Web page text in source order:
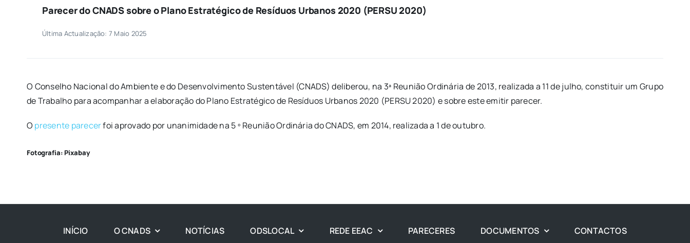
Parecer do CNADS sobre o Plano Estratégico de Resíduos Urbanos 2020 (PERSU 2020)
Última Actualização: 7 Maio 2025
O Conselho Nacional do Ambiente e do Desenvolvimento Sustentável (CNADS) deliberou, na 3ª Reunião Ordinária de 2013, realizada a 11 de julho, constituir um Grupo
de Trabalho para acompanhar a elaboração do Plano Estratégico de Resíduos Urbanos 2020 (PERSU 2020) e sobre este emitir parecer.
O presente parecerfoi aprovado por unanimidade na 5 º Reunião Ordinária do CNADS, em 2014, realizada a 1 de outubro.
Fotografia: Pixabay
INÍCIO O CNADS NOTÍCIAS ODSLOCAL REDE EEAC PARECERES DOCUMENTOS CONTACTOS